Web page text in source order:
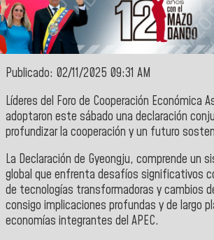
Publicado: 02/11/2025 09:31 AM
Líderes del Foro de Cooperación Económica
adoptaron este sábado una declaración
profundizar la cooperación y un futuro
La Declaración de Gyeongju, comprende un
global que enfrenta desafíos significativos
de tecnologías transformadoras y cambios
consigo implicaciones profundas y de largo
economías integrantes del APEC.